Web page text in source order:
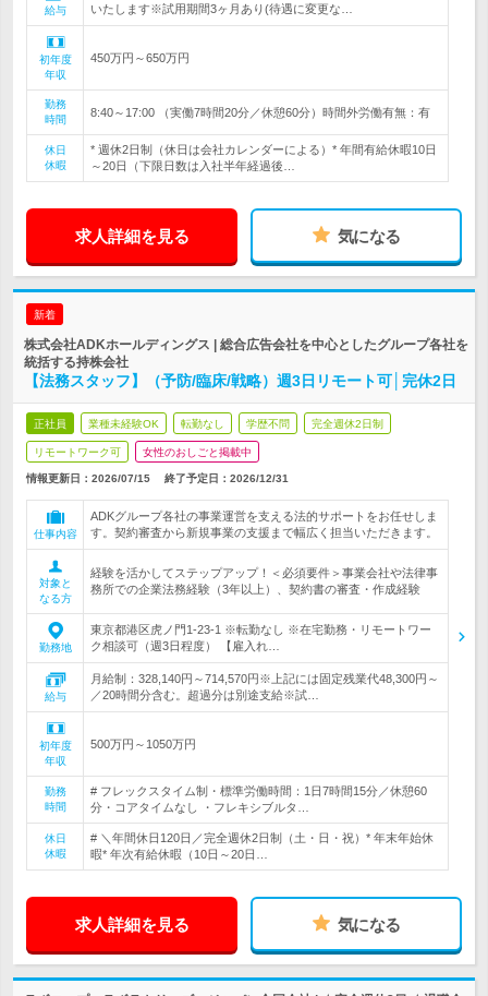
給与
いたします※試用期間3ヶ月あり(待遇に変更な…
初年度
年収
450万円～650万円
勤務
時間
8:40～17:00 （実働7時間20分／休憩60分）時間外労働有無：有
休日
休暇
* 週休2日制（休日は会社カレンダーによる）* 年間有給休暇10日
～20日（下限日数は入社半年経過後…
求人詳細を見る 気になる
新着
株式会社ADKホールディングス | 総合広告会社を中心としたグループ各社を
統括する持株会社
【法務スタッフ】（予防/臨床/戦略）週3日リモート可│完休2日
正社員 業種未経験OK 転勤なし 学歴不問 完全週休2日制
リモートワーク可 女性のおしごと掲載中
情報更新日：2026/07/15 終了予定日： 2026/12/31
仕事内容
ADKグループ各社の事業運営を支える法的サポートをお任せしま
す。契約審査から新規事業の支援まで幅広く担当いただきます。
対象と
なる方
経験を活かしてステップアップ！＜必須要件＞事業会社や法律事
務所での企業法務経験（3年以上）、契約書の審査・作成経験
勤務地
東京都港区虎ノ門1-23-1 ※転勤なし ※在宅勤務・リモートワー
ク相談可（週3日程度） 【雇入れ…
給与
月給制：328,140円～714,570円※上記には固定残業代48,300円～
／20時間分含む。超過分は別途支給※試…
初年度
年収
500万円～1050万円
勤務
時間
# フレックスタイム制・標準労働時間：1日7時間15分／休憩60
分・コアタイムなし ・フレキシブルタ…
休日
休暇
# ＼年間休日120日／完全週休2日制（土・日・祝）* 年末年始休
暇* 年次有給休暇（10日～20日…
求人詳細を見る 気になる